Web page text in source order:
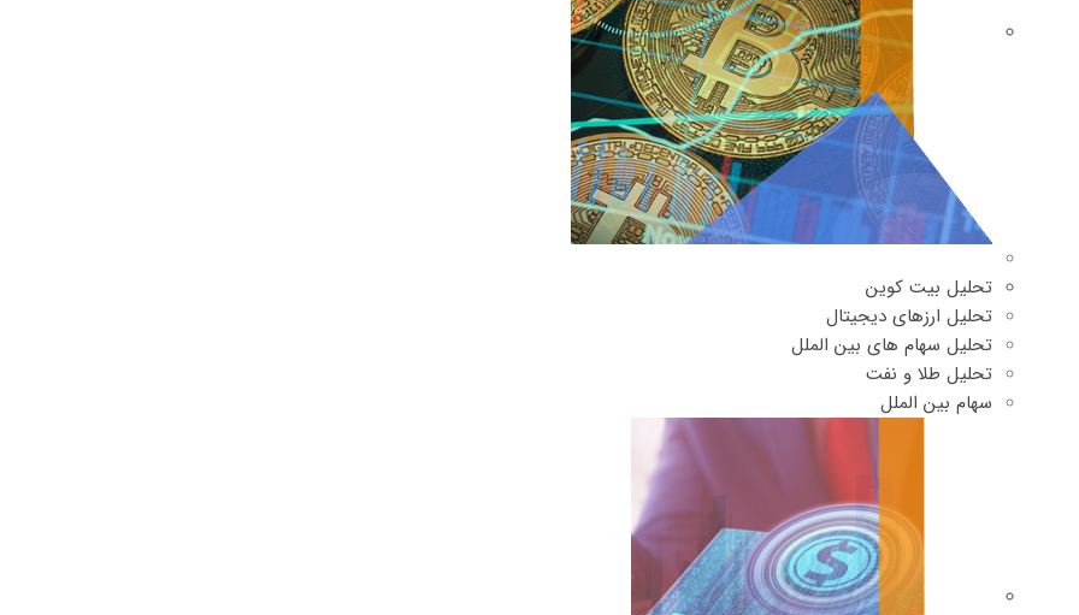
تحلیل بیت کوین
تحلیل ارزهای دیجیتال
تحلیل سهام های بین الملل
تحلیل طلا و نفت
سهام بین الملل